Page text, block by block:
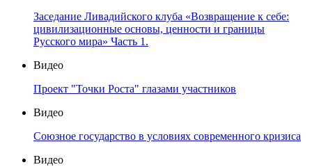
Заседание Ливадийского клуба «Возвращение к себе:
цивилизационные основы, ценности и границы
Русского мира» Часть 1.
Видео
Проект "Точки Роста" глазами участников
Видео
Союзное государство в условиях современного кризиса
Видео